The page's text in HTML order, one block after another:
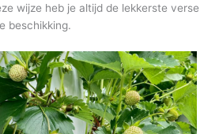
wijze heb je altijd de lekkerste verse
beschikking.